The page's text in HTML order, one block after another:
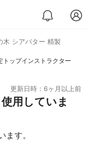
木 シアバター 精製
トップインストラクター
更新日時：6ヶ月以上前
用していま
す。